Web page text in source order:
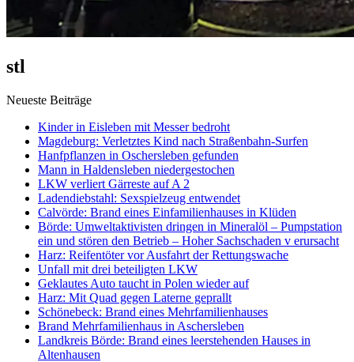
stl
Neueste Beiträge
Kinder in Eisleben mit Messer bedroht
Magdeburg: Verletztes Kind nach Straßenbahn-Surfen
Hanfpflanzen in Oschersleben gefunden
Mann in Haldensleben niedergestochen
LKW verliert Gärreste auf A 2
Ladendiebstahl: Sexspielzeug entwendet
Calvörde: Brand eines Einfamilienhauses in Klüden
Börde: Umweltaktivisten dringen in Mineralöl – Pumpstation
ein und stören den Betrieb – Hoher Sachschaden v erursacht
Harz: Reifentöter vor Ausfahrt der Rettungswache
Unfall mit drei beteiligten LKW
Geklautes Auto taucht in Polen wieder auf
Harz: Mit Quad gegen Laterne geprallt
Schönebeck: Brand eines Mehrfamilienhauses
Brand Mehrfamilienhaus in Aschersleben
Landkreis Börde: Brand eines leerstehenden Hauses in
Altenhausen